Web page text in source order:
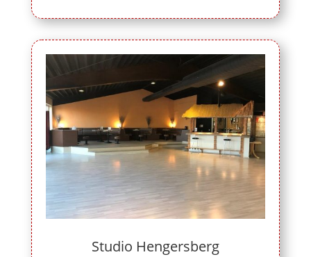
Studio Hengersberg